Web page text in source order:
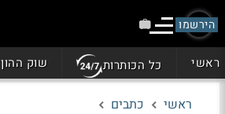
הירשמו
ראשי כל הכותרות שוק ההון
ראשי כתבים